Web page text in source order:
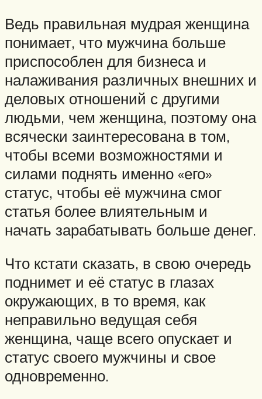
Ведь правильная мудрая женщина
понимает, что мужчина больше
приспособлен для бизнеса и
налаживания различных внешних и
деловых отношений с другими
людьми, чем женщина, поэтому она
всячески заинтересована в том,
чтобы всеми возможностями и
силами поднять именно «его»
статус, чтобы её мужчина смог
статья более влиятельным и
начать зарабатывать больше денег.
Что кстати сказать, в свою очередь
поднимет и её статус в глазах
окружающих, в то время, как
неправильно ведущая себя
женщина, чаще всего опускает и
статус своего мужчины и свое
одновременно.